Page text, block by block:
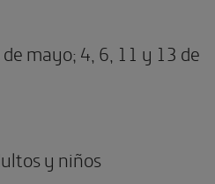
mayo; 4, 6, 11 y 13 de
y niños